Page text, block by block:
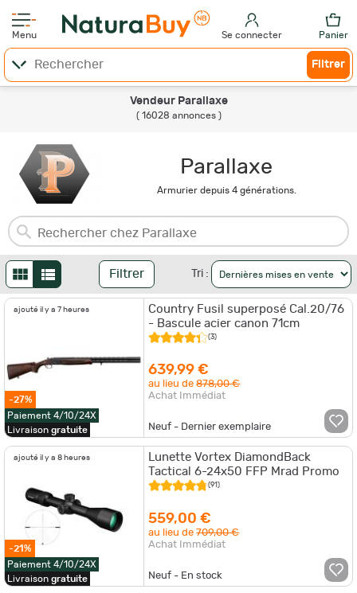
Menu Se connecter Panier
Filtrer
Vendeur Parallaxe
( 16028 annonces )
Parallaxe
Armurier depuis 4 générations.
Filtrer Tri :
ajouté il y a 7 heures
-27%
Paiement 4/10/24X
Livraison gratuite
Country Fusil superposé Cal.20/76
- Bascule acier canon 71cm
(3)
639,99 €
au lieu de878,00 €
Achat Immédiat
Neuf - Dernier exemplaire
ajouté il y a 8 heures
-21%
Paiement 4/10/24X
Livraison gratuite
Lunette Vortex DiamondBack
Tactical 6-24x50 FFP Mrad Promo
(91)
559,00 €
au lieu de709,00 €
Achat Immédiat
Neuf - En stock